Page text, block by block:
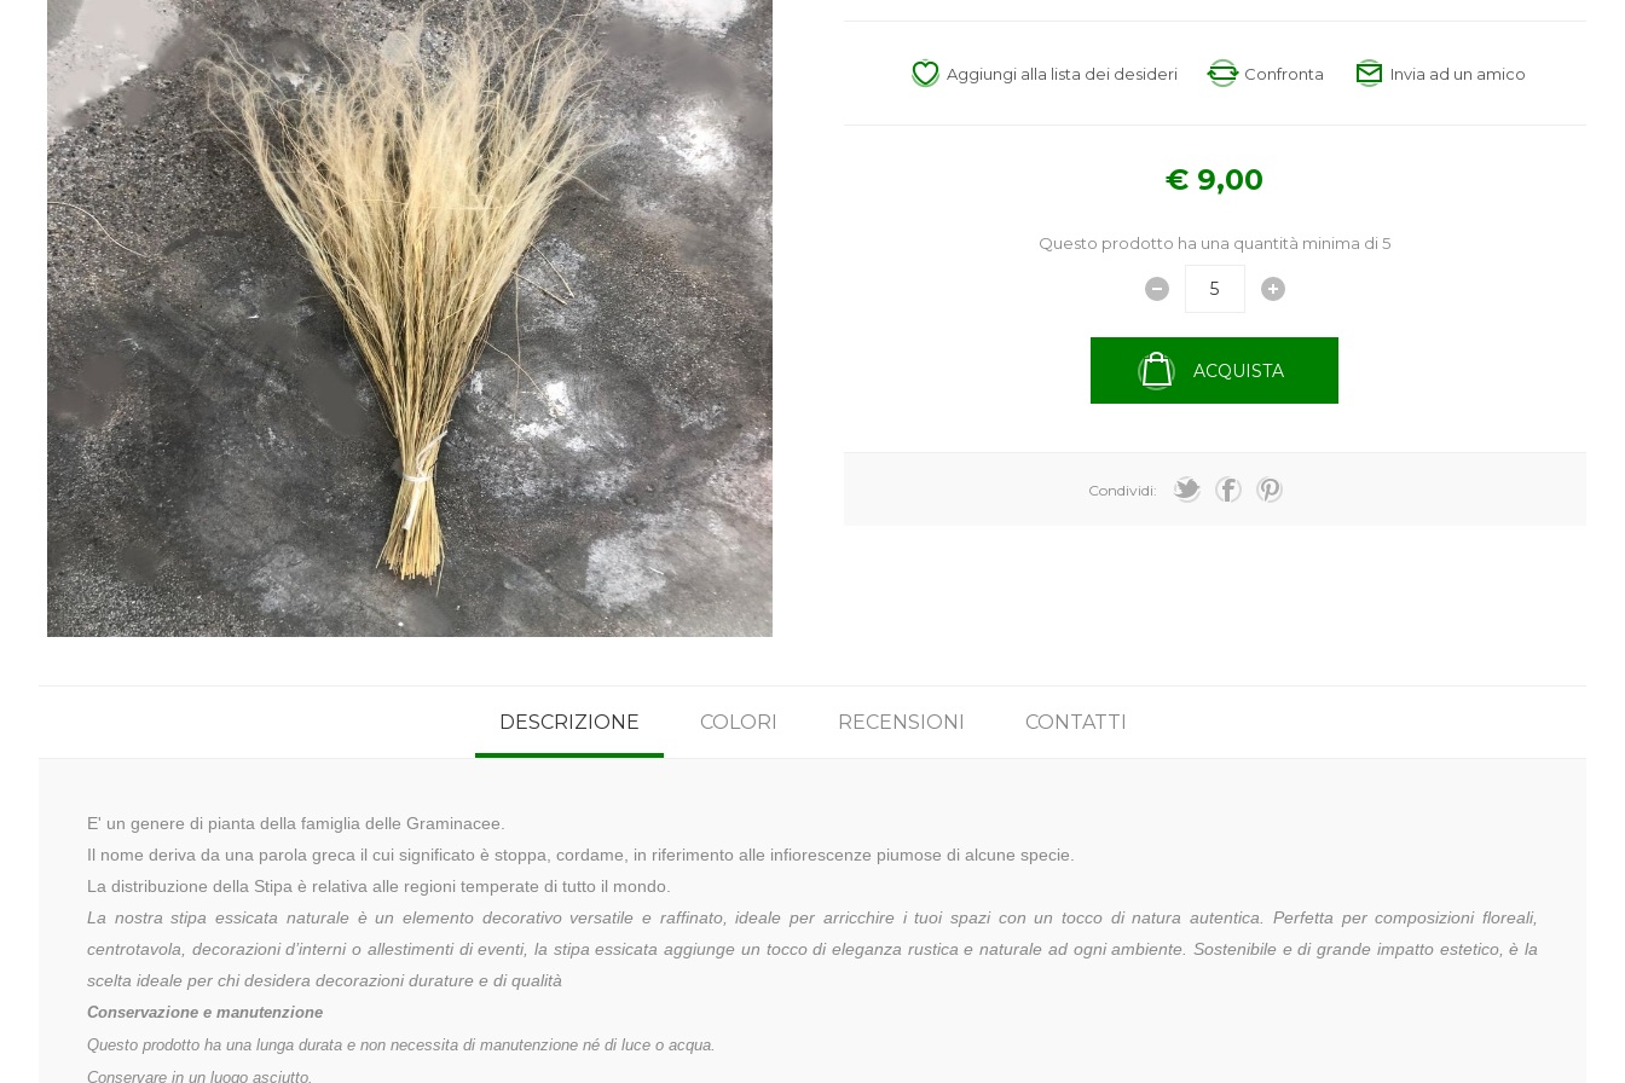
Aggiungi alla lista dei desideri Confronta Invia ad un amico
€ 9,00
Questo prodotto ha una quantità minima di 5
ACQUISTA
Condividi:
DESCRIZIONE COLORI RECENSIONI CONTATTI
E' un genere di pianta della famiglia delle Graminacee.
Il nome deriva da una parola greca il cui significato è stoppa, cordame, in riferimento alle infiorescenze piumose di alcune specie.
La distribuzione della Stipa è relativa alle regioni temperate di tutto il mondo.
La nostra stipa essicata naturale è un elemento decorativo versatile e raffinato, ideale per arricchire i tuoi spazi con un tocco di natura autentica. Perfetta per composizioni floreali,
centrotavola, decorazioni d’interni o allestimenti di eventi, la stipa essicata aggiunge un tocco di eleganza rustica e naturale ad ogni ambiente. Sostenibile e di grande impatto estetico, è la
scelta ideale per chi desidera decorazioni durature e di qualità
Conservazione e manutenzione
Questo prodotto ha una lunga durata e non necessita di manutenzione né di luce o acqua.
Conservare in un luogo asciutto.